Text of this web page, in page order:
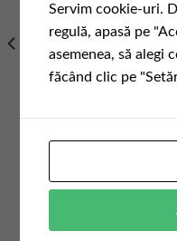
Servim cookie-uri.
regulă, apasă pe
asemenea, să alegi
făcând clic pe